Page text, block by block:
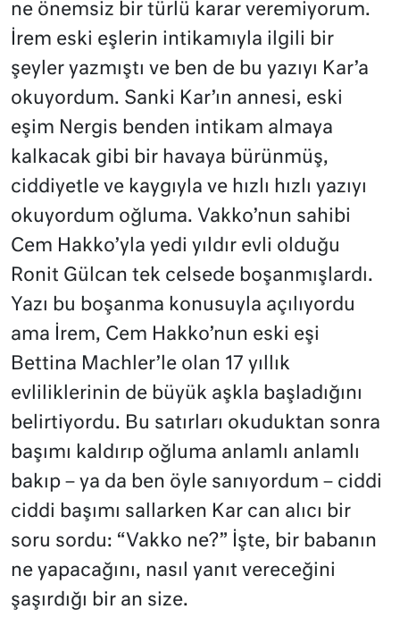
ne önemsiz bir türlü karar veremiyorum.
İrem eski eşlerin intikamıyla ilgili bir
şeyler yazmıştı ve ben de bu yazıyı Kar’a
okuyordum. Sanki Kar’ın annesi, eski
eşim Nergis benden intikam almaya
kalkacak gibi bir havaya bürünmüş,
ciddiyetle ve kaygıyla ve hızlı hızlı yazıyı
okuyordum oğluma. Vakko’nun sahibi
Cem Hakko’yla yedi yıldır evli olduğu
Ronit Gülcan tek celsede boşanmışlardı.
Yazı bu boşanma konusuyla açılıyordu
ama İrem, Cem Hakko’nun eski eşi
Bettina Machler’le olan 17 yıllık
evliliklerinin de büyük aşkla başladığını
belirtiyordu. Bu satırları okuduktan sonra
başımı kaldırıp oğluma anlamlı anlamlı
bakıp – ya da ben öyle sanıyordum – ciddi
ciddi başımı sallarken Kar can alıcı bir
soru sordu: “Vakko ne?” İşte, bir babanın
ne yapacağını, nasıl yanıt vereceğini
şaşırdığı bir an size.